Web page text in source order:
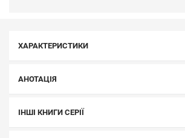
ХАРАКТЕРИСТИКИ
АНОТАЦІЯ
ІНШІ КНИГИ СЕРІЇ